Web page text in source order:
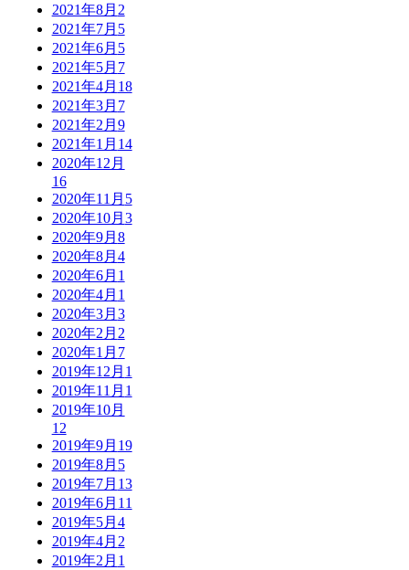
2021年8月 2
2021年7月 5
2021年6月 5
2021年5月 7
2021年4月 18
2021年3月 7
2021年2月 9
2021年1月 14
2020年12月
16
2020年11月 5
2020年10月 3
2020年9月 8
2020年8月 4
2020年6月 1
2020年4月 1
2020年3月 3
2020年2月 2
2020年1月 7
2019年12月 1
2019年11月 1
2019年10月
12
2019年9月 19
2019年8月 5
2019年7月 13
2019年6月 11
2019年5月 4
2019年4月 2
2019年2月 1